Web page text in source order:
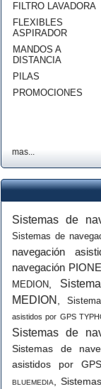
FILTRO LAVADORA
FLEXIBLES
ASPIRADOR
MANDOS A
DISTANCIA
PILAS
PROMOCIONES
mas...
Sistemas de
Sistemas de
navegación
navegación
MEDION
MEDION
,
asistidos por GPS
Sistemas de
Sistemas de
asistidos por
BLUEMEDIA